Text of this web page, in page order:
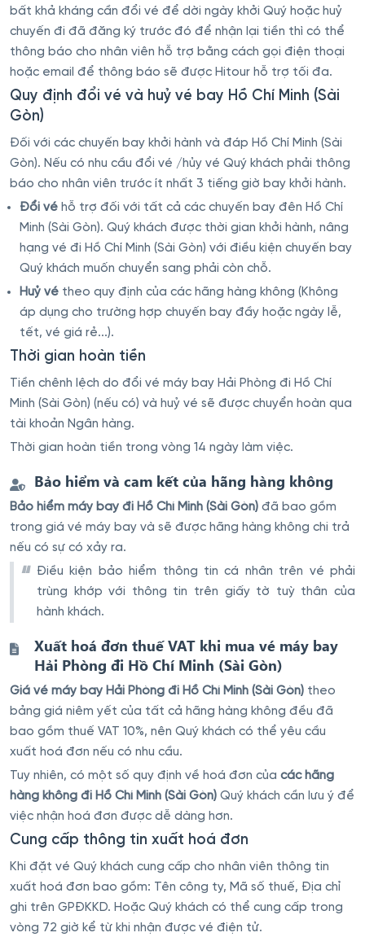
bất khả kháng cần đổi vé để dời ngày khởi Quý hoặc huỷ
chuyến đi đã đăng ký trước đó để nhận lại tiền thì có thể
thông báo cho nhân viên hỗ trợ bằng cách gọi điện thoại
hoặc email để thông báo sẽ được Hitour hỗ trợ tối đa.
Quy định đổi vé và huỷ vé bay Hồ Chí Minh (Sài
Gòn)
Đối với các chuyến bay khởi hành và đáp Hồ Chí Minh (Sài
Gòn). Nếu có nhu cầu đổi vé /hủy vé Quý khách phải thông
báo cho nhân viên trước ít nhất 3 tiếng giờ bay khởi hành.
Đổi vé hỗ trợ đối với tất cả các chuyến bay đên Hồ Chí
Minh (Sài Gòn). Quý khách được thời gian khởi hành, nâng
hạng vé đi Hồ Chí Minh (Sài Gòn) với điều kiện chuyến bay
Quý khách muốn chuyển sang phải còn chỗ.
Huỷ vé theo quy định của các hãng hàng không (Không
áp dụng cho trường hợp chuyến bay đầy hoặc ngày lễ,
tết, vé giá rẻ...).
Thời gian hoàn tiền
Tiền chênh lệch do đổi vé máy bay Hải Phòng đi Hồ Chí
Minh (Sài Gòn) (nếu có) và huỷ vé sẽ được chuyển hoàn qua
tài khoản Ngân hàng.
Thời gian hoàn tiền trong vòng 14 ngày làm việc.
Bảo hiểm và cam kết của hãng hàng không
Bảo hiểm máy bay đi Hồ Chí Minh (Sài Gòn) đã bao gồm
trong giá vé máy bay và sẽ được hãng hàng không chi trả
nếu có sự có xảy ra.
Điều kiện bảo hiểm thông tin cá nhân trên vé phải
trùng khớp với thông tin trên giấy tờ tuỳ thân của
hành khách.
Xuất hoá đơn thuế VAT khi mua vé máy bay
Hải Phòng đi Hồ Chí Minh (Sài Gòn)
Giá vé máy bay Hải Phòng đi Hồ Chí Minh (Sài Gòn) theo
bảng giá niêm yết của tất cả hãng hàng không đều đã
bao gồm thuế VAT 10%, nên Quý khách có thể yêu cầu
xuất hoá đơn nếu có nhu cầu.
Tuy nhiên, có một số quy định về hoá đơn của các hãng
hàng không đi Hồ Chí Minh (Sài Gòn) Quý khách cần lưu ý để
việc nhận hoá đơn được dễ dàng hơn.
Cung cấp thông tin xuất hoá đơn
Khi đặt vé Quý khách cung cấp cho nhân viên thông tin
xuất hoá đơn bao gồm: Tên công ty, Mã số thuế, Địa chỉ
ghi trên GPĐKKD. Hoặc Quý khách có thể cung cấp trong
vòng 72 giờ kể từ khi nhận được vé điện tử.